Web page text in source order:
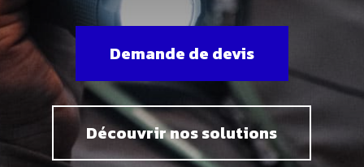
Demande de devis
Découvrir nos solutions